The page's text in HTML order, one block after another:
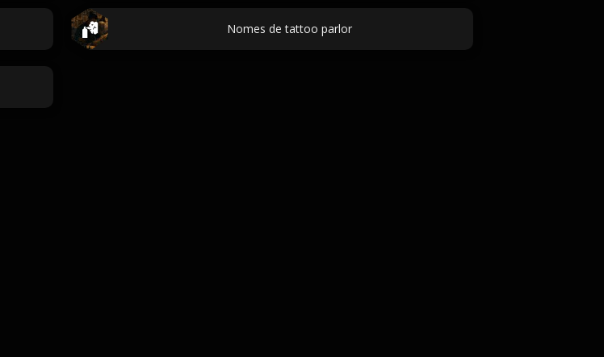
Nomes de tattoo parlor